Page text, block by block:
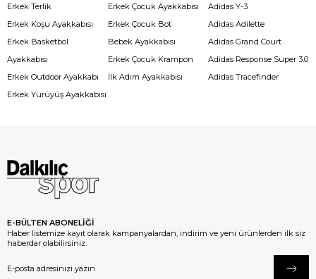
Erkek Terlik
Erkek Koşu Ayakkabısı
Erkek Basketbol
Ayakkabısı
Erkek Outdoor Ayakkabı
Erkek Yürüyüş Ayakkabısı
Erkek Çocuk Ayakkabısı
Erkek Çocuk Bot
Bebek Ayakkabısı
Erkek Çocuk Krampon
İlk Adım Ayakkabısı
Adidas Y-3
Adidas Adilette
Adidas Grand Court
Adidas Response Super 3.0
Adidas Tracefinder
E-BÜLTEN ABONELİĞİ
Haber listemize kayıt olarak kampanyalardan, indirim ve yeni ürünlerden ilk siz
haberdar olabilirsiniz.